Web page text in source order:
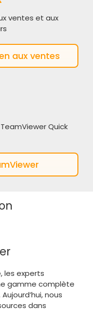
ventes et aux
aux ventes
Quick
les experts
gamme complète
nous
dans